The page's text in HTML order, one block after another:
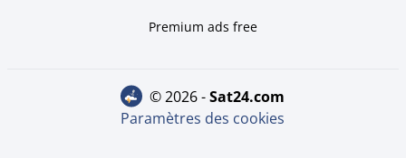
Premium ads free
© 2026 - sat24.com
Paramètres des cookies